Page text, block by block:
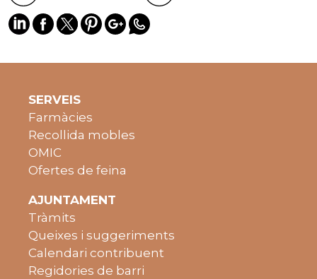
SERVEIS
Farmàcies
Recollida mobles
OMIC
Ofertes de feina
AJUNTAMENT
Tràmits
Queixes i suggeriments
Calendari contribuent
Regidories de barri